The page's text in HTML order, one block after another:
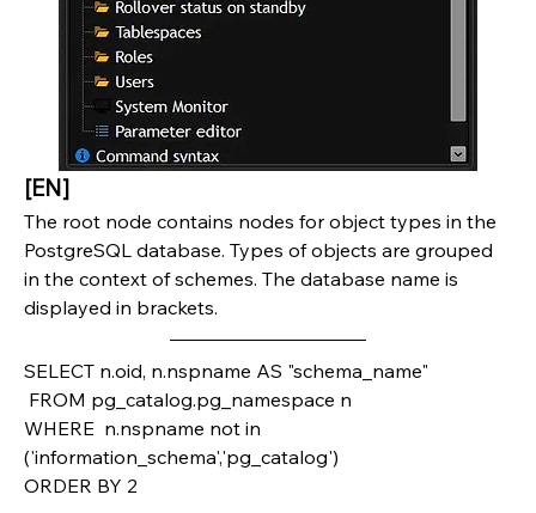
[EN]
The root node contains nodes for object types in the
PostgreSQL database. Types of objects are grouped
in the context of schemes. The database name is
displayed in brackets.
SELECT n.oid, n.nspname AS "schema_name"
FROM pg_catalog.pg_namespace n
WHERE  n.nspname not in
('information_schema','pg_catalog')
ORDER BY 2